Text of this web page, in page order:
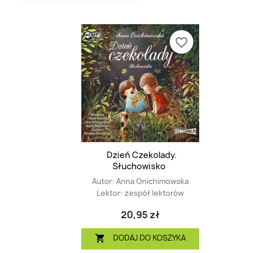
Dzień Czekolady.
Słuchowisko
Autor: Anna Onichimowska
Lektor: zespół lektorów
20,95 zł
 DODAJ DO KOSZYKA
favorite_border